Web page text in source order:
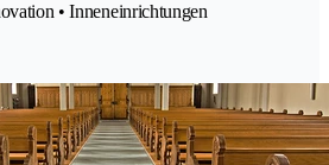
• Inneneinrichtungen